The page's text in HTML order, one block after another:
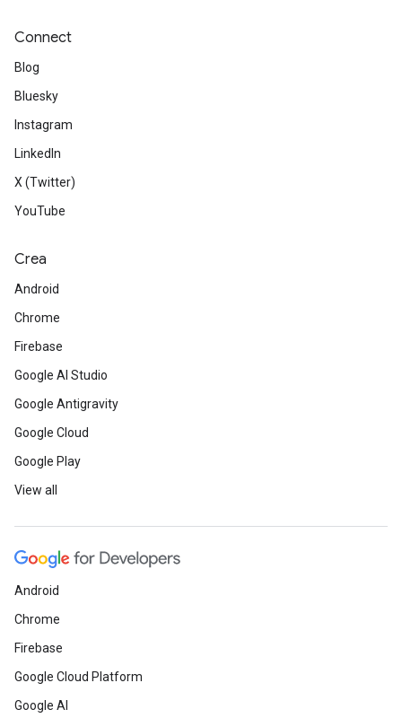
Connect
Blog
Bluesky
Instagram
LinkedIn
X (Twitter)
YouTube
Crea
Android
Chrome
Firebase
Google AI Studio
Google Antigravity
Google Cloud
Google Play
View all
Android
Chrome
Firebase
Google Cloud Platform
Google AI